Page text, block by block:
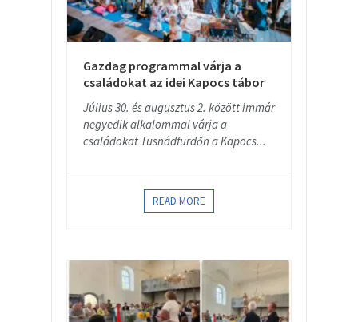
Gazdag programmal várja a
családokat az idei Kapocs tábor
Július 30. és augusztus 2. között immár
negyedik alkalommal várja a
családokat Tusnádfürdőn a Kapocs...
READ MORE